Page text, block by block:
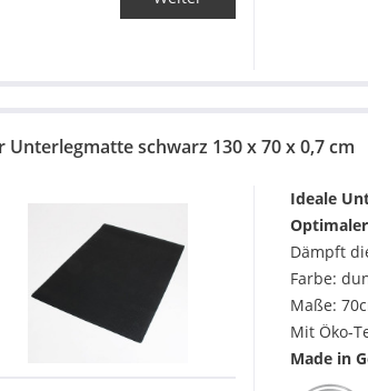
Unterlegmatte schwarz 130 x 70 x 0,7 cm
Ideale
Dämpft
Farbe:
Maße:
Mit Öko-
Made in